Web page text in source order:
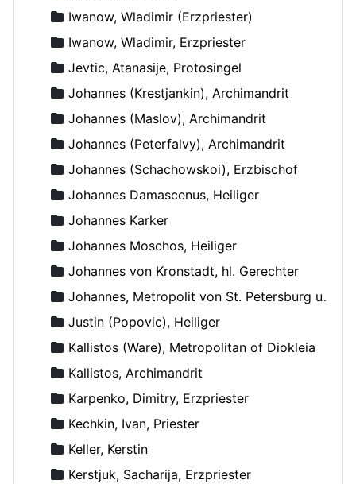
Iwanow, Wladimir (Erzpriester)
Iwanow, Wladimir, Erzpriester
Jevtic, Atanasije, Protosingel
Johannes (Krestjankin), Archimandrit
Johannes (Maslov), Archimandrit
Johannes (Peterfalvy), Archimandrit
Johannes (Schachowskoi), Erzbischof
Johannes Damascenus, Heiliger
Johannes Karker
Johannes Moschos, Heiliger
Johannes von Kronstadt, hl. Gerechter
Johannes, Metropolit von St. Petersburg und Ladoga
Justin (Popovic), Heiliger
Kallistos (Ware), Metropolitan of Diokleia
Kallistos, Archimandrit
Karpenko, Dimitry, Erzpriester
Kechkin, Ivan, Priester
Keller, Kerstin
Kerstjuk, Sacharija, Erzpriester